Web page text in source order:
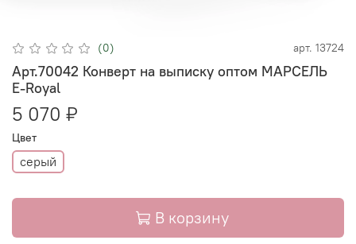
(0) арт. 13724
Арт.70042 Конверт на выписку оптом МАРСЕЛЬ
Е-Royal
5 070 ₽
Цвет
серый
В корзину